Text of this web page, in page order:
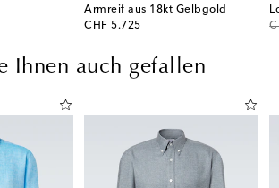
Armreif aus 18kt Gelbgold
CHF 5.725
original price
Ihnen auch gefallen